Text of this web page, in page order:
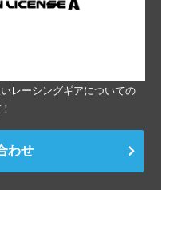
レーシングギアについての
わせ